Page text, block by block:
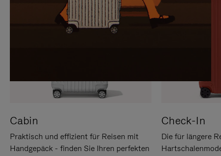
Cabin
Praktisch und effizient für Reisen mit
Handgepäck - finden Sie Ihren perfekten
Check-In
Die für längere